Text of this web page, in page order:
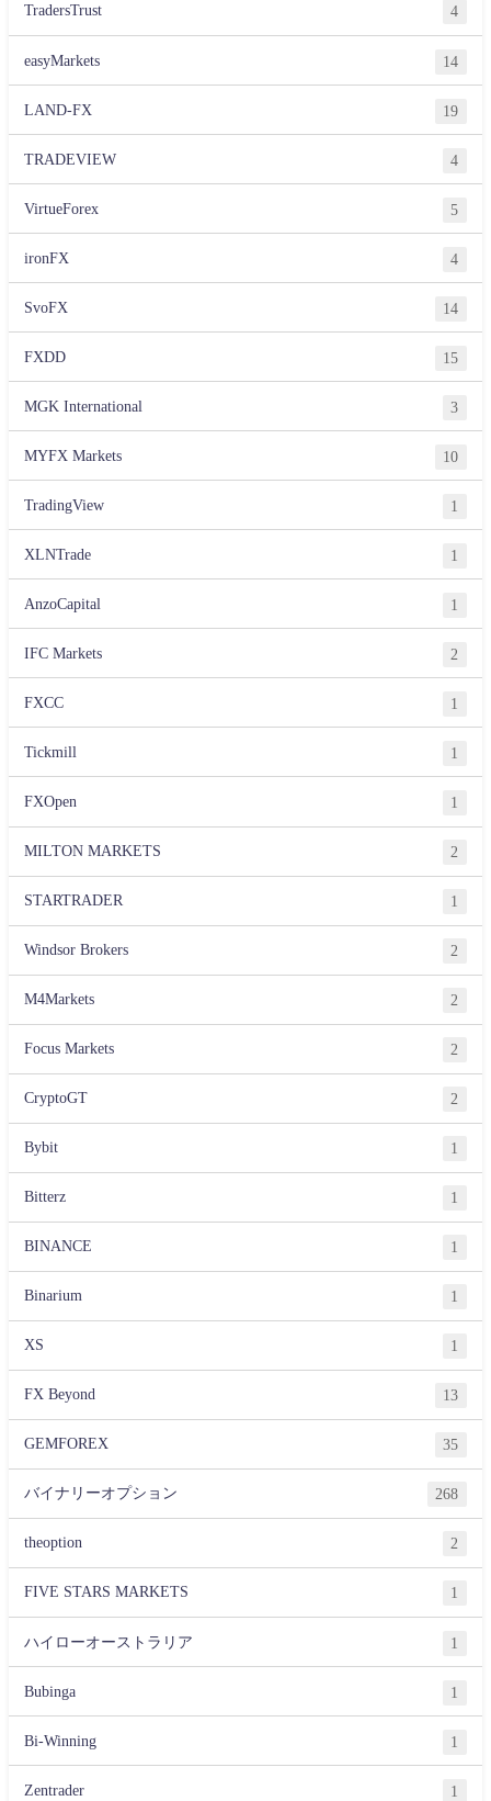
TradersTrust 4
easyMarkets 14
LAND-FX 19
TRADEVIEW 4
VirtueForex 5
ironFX 4
SvoFX 14
FXDD 15
MGK International 3
MYFX Markets 10
TradingView 1
XLNTrade 1
AnzoCapital 1
IFC Markets 2
FXCC 1
Tickmill 1
FXOpen 1
MILTON MARKETS 2
STARTRADER 1
Windsor Brokers 2
M4Markets 2
Focus Markets 2
CryptoGT 2
Bybit 1
Bitterz 1
BINANCE 1
Binarium 1
XS 1
FX Beyond 13
GEMFOREX 35
バイナリーオプション 268
theoption 2
FIVE STARS MARKETS 1
ハイローオーストラリア 1
Bubinga 1
Bi-Winning 1
Zentrader 1